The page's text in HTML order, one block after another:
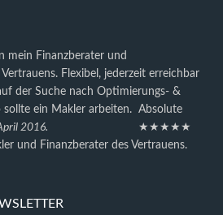
Finanzberater und
Flexibel, jederzeit erreichbar
der Suche nach Optimierungs- &
sollte ein Makler arbeiten. Absolute
April 2016. ★★★★★
und Finanzberater des Vertrauens.